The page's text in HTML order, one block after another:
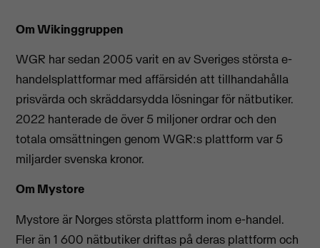
Om Wikinggruppen
WGR har sedan 2005 varit en av Sveriges största e-
handelsplattformar med affärsidén att tillhandahålla
prisvärda och skräddarsydda lösningar för nätbutiker.
2022 hanterade de över 5 miljoner ordrar och den
totala omsättningen genom WGR:s plattform var 5
miljarder svenska kronor.
Om Mystore
Mystore är Norges största plattform inom e-handel.
Fler än 1 600 nätbutiker driftas på deras plattform och